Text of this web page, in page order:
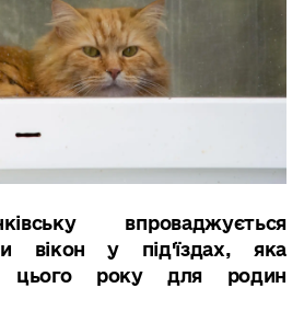
впроваджується
вікон у під'їздах, яка
цього року для родин